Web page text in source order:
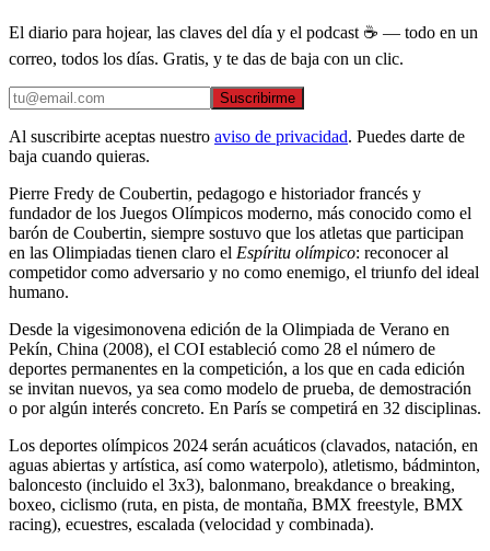
El diario para hojear, las claves del día y el podcast ☕ — todo en un
correo, todos los días. Gratis, y te das de baja con un clic.
Suscribirme
Al suscribirte aceptas nuestro aviso de privacidad. Puedes darte de
baja cuando quieras.
Pierre Fredy de Coubertin, pedagogo e historiador francés y
fundador de los Juegos Olímpicos moderno, más conocido como el
barón de Coubertin, siempre sostuvo que los atletas que participan
en las Olimpiadas tienen claro el Espíritu olímpico: reconocer al
competidor como adversario y no como enemigo, el triunfo del ideal
humano.
Desde la vigesimonovena edición de la Olimpiada de Verano en
Pekín, China (2008), el COI estableció como 28 el número de
deportes permanentes en la competición, a los que en cada edición
se invitan nuevos, ya sea como modelo de prueba, de demostración
o por algún interés concreto. En París se competirá en 32 disciplinas.
Los deportes olímpicos 2024 serán acuáticos (clavados, natación, en
aguas abiertas y artística, así como waterpolo), atletismo, bádminton,
baloncesto (incluido el 3x3), balonmano, breakdance o breaking,
boxeo, ciclismo (ruta, en pista, de montaña, BMX freestyle, BMX
racing), ecuestres, escalada (velocidad y combinada).